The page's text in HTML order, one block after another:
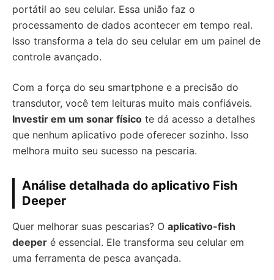
portátil ao seu celular. Essa união faz o
processamento de dados acontecer em tempo real.
Isso transforma a tela do seu celular em um painel de
controle avançado.
Com a força do seu smartphone e a precisão do
transdutor, você tem leituras muito mais confiáveis.
Investir em um sonar físico te dá acesso a detalhes
que nenhum aplicativo pode oferecer sozinho. Isso
melhora muito seu sucesso na pescaria.
Análise detalhada do aplicativo Fish
Deeper
Quer melhorar suas pescarias? O aplicativo-fish
deeper é essencial. Ele transforma seu celular em
uma ferramenta de pesca avançada.